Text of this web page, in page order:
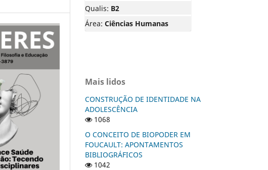
Qualis: B2
Área: Ciências Humanas
Mais lidos
CONSTRUÇÃO DE IDENTIDADE NA
ADOLESCÊNCIA
1068
O CONCEITO DE BIOPODER EM
FOUCAULT: APONTAMENTOS
BIBLIOGRÁFICOS
1042